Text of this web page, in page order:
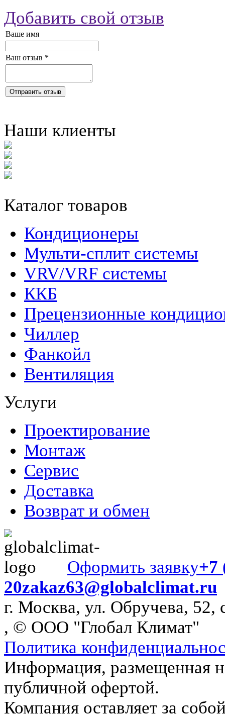
Добавить свой отзыв
Ваше имя
Ваш отзыв *
Отправить отзыв
Наши клиенты
Каталог товаров
Кондиционеры
Мульти-сплит системы
VRV/VRF системы
ККБ
Прецензионные
Чиллер
Фанкойл
Вентиляция
Услуги
Проектирование
Монтаж
Сервис
Доставка
Возврат и обмен
Оформить заявку+7
20zakaz63@globalclimat.ru
г. Москва, ул. Обручева, 52,
, © ООО "Глобал Климат"
Политика
Информация, размещенная
публичной офертой.
Компания оставляет за